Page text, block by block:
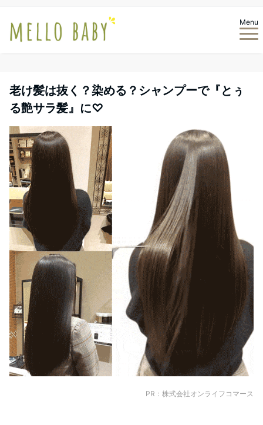
Menu
老け髪は抜く？染める？シャンプーで『とぅ
る艶サラ髪』に♡
PR：株式会社オンライフコマース